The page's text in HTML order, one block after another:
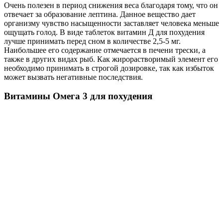
Очень полезен в период снижения веса благодаря тому, что он
отвечает за образование лептина. Данное вещество дает
организму чувство насыщенности заставляет человека меньше
ощущать голод. В виде таблеток витамин Д для похудения
лучше принимать перед сном в количестве 2,5-5 мг.
Наибольшее его содержание отмечается в печени трески, а
также в других видах рыб. Как жирорастворимый элемент его
необходимо принимать в строгой дозировке, так как избыток
может вызвать негативные последствия.
Витамины Омега 3 для похудения